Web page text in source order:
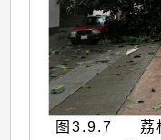
图3.9.7 荔枝